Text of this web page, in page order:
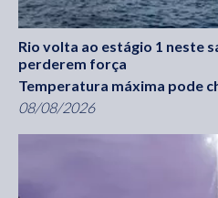
Rio volta ao estágio 1 neste
perderem força
Temperatura máxima pode
08/08/2026